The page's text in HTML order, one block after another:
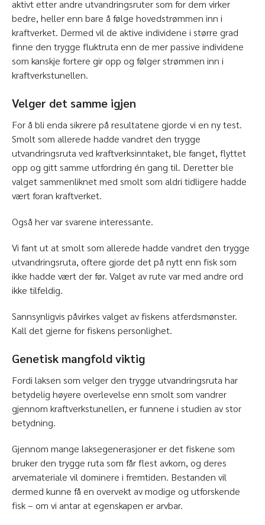
aktivt etter andre utvandringsruter som for dem virker
bedre, heller enn bare å følge hovedstrømmen inn i
kraftverket. Dermed vil de aktive individene i større grad
finne den trygge fluktruta enn de mer passive individene
som kanskje fortere gir opp og følger strømmen inn i
kraftverkstunellen.
Velger det samme igjen
For å bli enda sikrere på resultatene gjorde vi en ny test.
Smolt som allerede hadde vandret den trygge
utvandringsruta ved kraftverksinntaket, ble fanget, flyttet
opp og gitt samme utfordring én gang til. Deretter ble
valget sammenliknet med smolt som aldri tidligere hadde
vært foran kraftverket.
Også her var svarene interessante.
Vi fant ut at smolt som allerede hadde vandret den trygge
utvandringsruta, oftere gjorde det på nytt enn fisk som
ikke hadde vært der før. Valget av rute var med andre ord
ikke tilfeldig.
Sannsynligvis påvirkes valget av fiskens atferdsmønster.
Kall det gjerne for fiskens personlighet.
Genetisk mangfold viktig
Fordi laksen som velger den trygge utvandringsruta har
betydelig høyere overlevelse enn smolt som vandrer
gjennom kraftverkstunellen, er funnene i studien av stor
betydning.
Gjennom mange laksegenerasjoner er det fiskene som
bruker den trygge ruta som får flest avkom, og deres
arvemateriale vil dominere i fremtiden. Bestanden vil
dermed kunne få en overvekt av modige og utforskende
fisk – om vi antar at egenskapen er arvbar.